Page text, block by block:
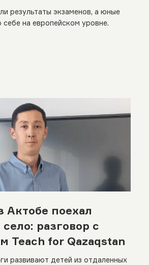
результаты экзаменов, а юные
себе на европейском уровне.
Актобе поехал
село: разговор с
Teach for Qazaqstan
развивают детей из отдаленных